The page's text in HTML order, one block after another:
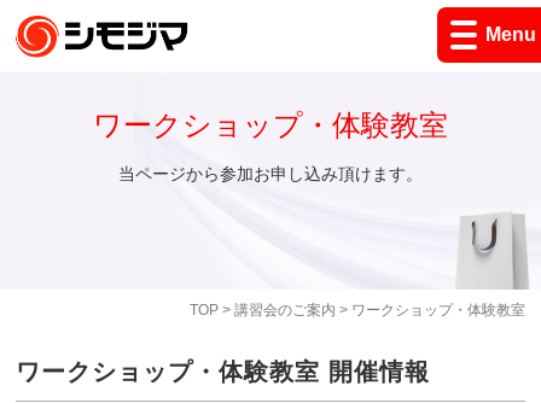
Menu
TOP> 講習会のご案内 > ワークショップ・体験教室
ワークショップ・体験教室
当ページから参加お申し込み頂けます。
ワークショップ・体験教室 開催情報